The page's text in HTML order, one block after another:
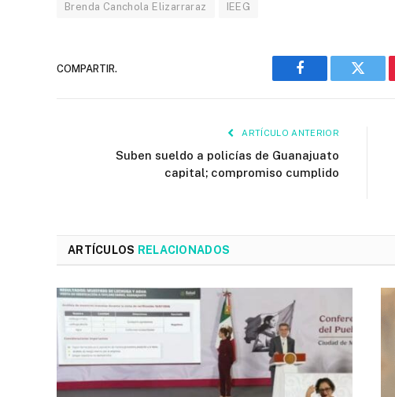
Brenda Canchola Elizarraraz IEEG
COMPARTIR.
Facebook
ARTÍCULO ANTERIOR
Suben sueldo a policías de Guanajuato
capital; compromiso cumplido
ARTÍCULOS RELACIONADOS